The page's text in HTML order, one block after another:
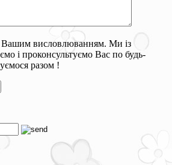
Вашим висловлюванням. Ми із
і проконсультуємо Вас по будь-
разом !